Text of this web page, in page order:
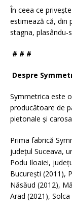
În ceea ce
estimează că, din
stagna, plasându-
# # #
Despre
Symmetrica este
producătoare de
pietonale şi
Prima fabrică
judeţul Suceava,
Podu Iloaiei,
Bucureşti (2011),
Năsăud (2012),
Arad (2021),